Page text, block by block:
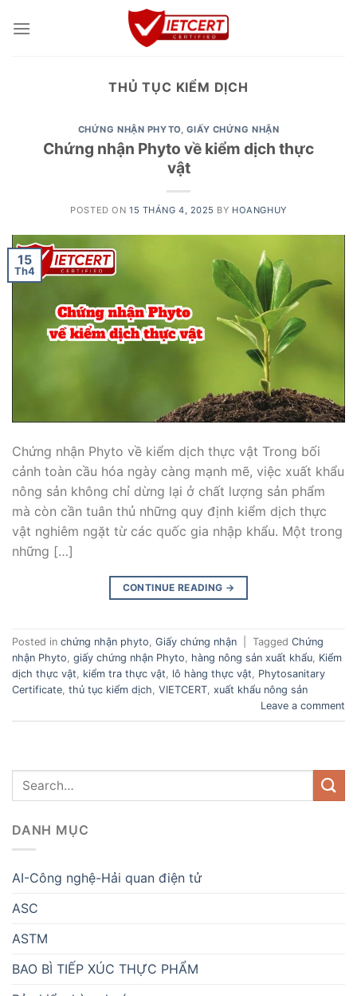
THỦ TỤC KIỂM DỊCH
CHỨNG NHẬN PHYTO, GIẤY CHỨNG NHẬN
Chứng nhận Phyto về kiểm dịch thực
vật
POSTED ON 15 THÁNG 4, 2025 BY HOANGHUY
15
Th4
Chứng nhận Phyto về kiểm dịch thực vật Trong bối
cảnh toàn cầu hóa ngày càng mạnh mẽ, việc xuất khẩu
nông sản không chỉ dừng lại ở chất lượng sản phẩm
mà còn cần tuân thủ những quy định kiểm dịch thực
vật nghiêm ngặt từ các quốc gia nhập khẩu. Một trong
những […]
CONTINUE READING →
Posted in chứng nhận phyto, Giấy chứng nhận Tagged Chứng
nhận Phyto, giấy chứng nhận Phyto, hàng nông sản xuất khẩu, Kiểm
dịch thực vật, kiểm tra thực vật, lô hàng thực vật, Phytosanitary
Certificate, thủ tục kiểm dịch, VIETCERT, xuất khẩu nông sản
Leave a comment
DANH MỤC
AI-Công nghệ-Hải quan điện tử
ASC
ASTM
BAO BÌ TIẾP XÚC THỰC PHẨM